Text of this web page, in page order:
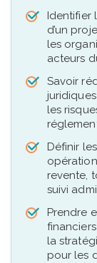
Identifier
d’un
les
acteurs
Savoir
les
Définir
revente,
suivi
Prendre
la
pour les